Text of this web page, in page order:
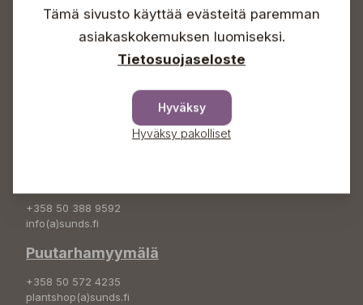
Info & vaihde
+358 50 388 9592
+358 50 388 9592
info(a)sunds.fi
Puutarhamyymälä
+358 50 572 4235
plantshop(a)sunds.fi
Tämä sivusto käyttää evästeitä paremman
asiakaskokemuksen luomiseksi.
Tietosuojaseloste
Hyväksy
Hyväksy pakolliset